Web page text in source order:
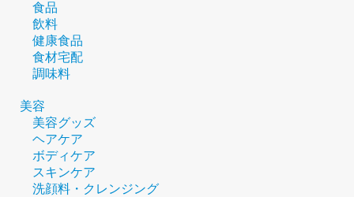
食品
飲料
健康食品
食材宅配
調味料
美容
美容グッズ
ヘアケア
ボディケア
スキンケア
洗顔料・クレンジング